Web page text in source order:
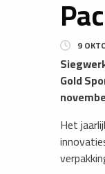
9
Gold
Het